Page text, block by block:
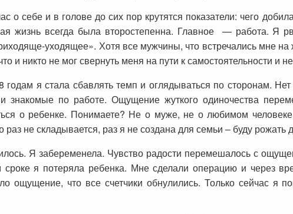
о себе и в голове до сих пор крутятся показатели: чего
жизнь всегда была второстепенна. Главное — работа. Я
уходящее». Хотя все мужчины, что встречались мне
и никто не мог свернуть меня на пути к самостоятельности и
годам я стала сбавлять темп и оглядываться по сторонам.
знакомые по работе. Ощущение жуткого одиночества
о ребенке. Понимаете? Не о муже, не о любимом
раз не складывается, раз я не создана для семьи – буду рожать
Я забеременела. Чувство радости перемешалось с
сроке я потеряла ребенка. Мне сделали операцию и через
ощущение, что все счетчики обнулились. Только сейчас я